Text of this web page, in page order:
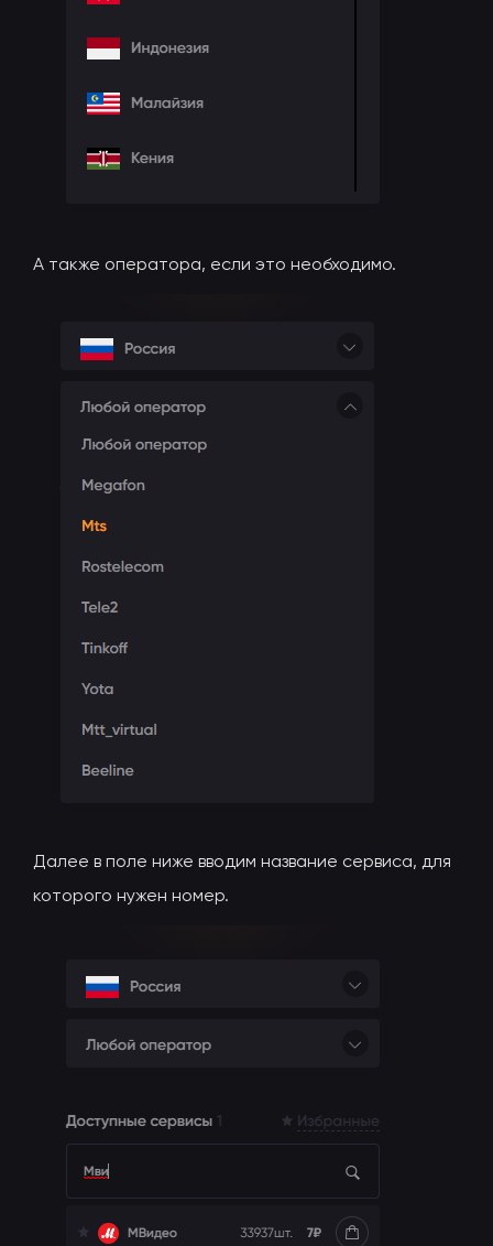
А также оператора, если это необходимо.
Далее в поле ниже вводим название сервиса, для
которого нужен номер.